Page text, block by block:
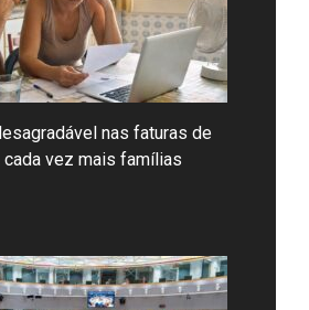
nas faturas de
cada vez mais famílias